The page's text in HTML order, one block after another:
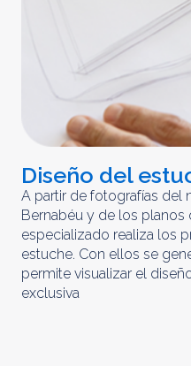
Diseño del
A partir de fotografías del
Bernabéu y de los planos
especializado realiza los
estuche. Con ellos se
permite visualizar el
exclusiva